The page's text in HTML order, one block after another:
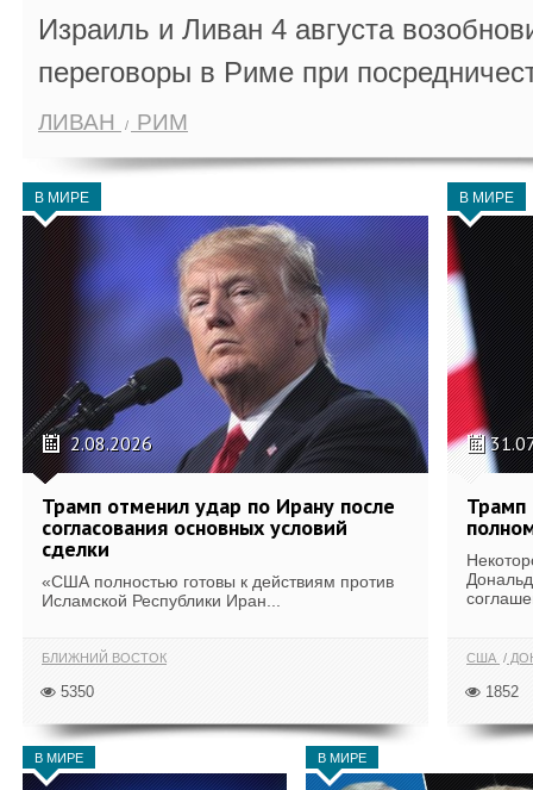
Израиль и Ливан 4 августа
переговоры в Риме при
ЛИВАН РИМ
В МИРЕ
2.08.2026
Трамп отменил удар по Ирану после
согласования основных условий
сделки
«США полностью готовы к действиям против
Исламской Республики Иран...
БЛИЖНИЙ ВОСТОК
5350
В МИРЕ
Трамп
США
1852
В МИРЕ В МИРЕ